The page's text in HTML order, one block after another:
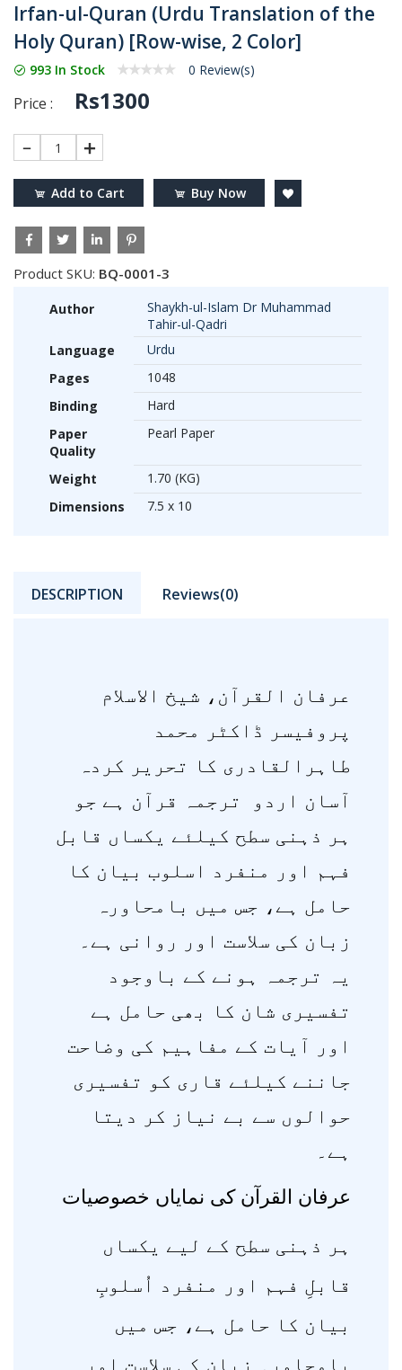
Irfan-ul-Quran (Urdu Translation of the
Holy Quran) [Row-wise, 2 Color]
993 In Stock 0 Review(s)
Price : Rs1300
1
Add to Cart Buy Now
Product SKU: BQ-0001-3
Author
Shaykh-ul-Islam Dr Muhammad
Tahir-ul-Qadri
Language
Urdu
Pages
1048
Binding
Hard
Paper
Quality
Pearl Paper
Weight
1.70 (KG)
Dimensions
7.5 x 10
DESCRIPTION Reviews(0)
عرفان القرآن، شیخ الاسلام
پروفیسر ڈاکٹر محمد
طاہرالقادری کا تحریر کردہ
آسان اردو ترجمہ قرآن ہے جو
ہر ذہنی سطح کیلئے یکساں قابل
فہم اور منفرد اسلوب بیان کا
حامل ہے، جس میں بامحاورہ
زبان کی سلاست اور روانی ہے۔
یہ ترجمہ ہونے کے باوجود
تفسیری شان کا بھی حامل ہے
اور آیات کے مفاہیم کی وضاحت
جاننے کیلئے قاری کو تفسیری
حوالوں سے بے نیاز کر دیتا
ہے۔
عرفان القرآن کی نمایاں خصوصیات
ہر ذہنی سطح کے لیے یکساں
قابلِ فہم اور منفرد اُسلوبِ
بیان کا حامل ہے، جس میں
بامحاورہ زبان کی سلاست اور